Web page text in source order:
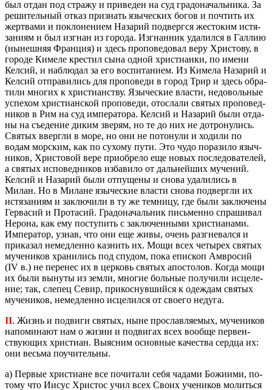
был отдан под стра­жу и при­ве­ден на суд гра­до­на­чаль­ни­ка. За
ре­ши­тель­ный отказ при­знать язы­че­ских богов и по­чтить их
жерт­ва­ми и по­кло­не­ни­ем На­за­рий под­верг­ся же­сто­ким ис­тя­
за­ни­ям и был из­гнан из го­ро­да. Из­гнан­ник уда­лил­ся в Гал­лию
(ны­неш­няя Фран­ция) и здесь про­по­ве­до­вал веру Хри­сто­ву, в
го­ро­де Ки­ме­ле кре­стил сына одной хри­сти­ан­ки, по имени
Кел­сий, и на­блю­дал за его вос­пи­та­ни­ем. Из Ки­ме­ла На­за­рий и
Кел­сий от­пра­ви­лись для про­по­ве­ди в город Трир и здесь об­ра­
ти­ли мно­гих к хри­сти­ан­ству. Язы­че­ские вла­сти, недо­воль­ные
успе­хом хри­сти­ан­ской про­по­ве­ди, ото­сла­ли свя­тых про­по­вед­
ни­ков в Рим на суд им­пе­ра­то­ра. Кел­сий и На­за­рий были от­да­
ны на съе­де­ние диким зве­рям, но те до них не до­тро­ну­лись.
Свя­тых вверг­ли в море, но они не по­то­ну­ли и хо­ди­ли по
водам мор­ским, как по су­хо­му пути. Это чудо по­ра­зи­ло языч­
ни­ков, Хри­сто­вой вере при­об­ре­ло еще новых по­сле­до­ва­те­лей,
а свя­тых ис­по­вед­ни­ков из­ба­ви­ло от даль­ней­ших му­че­ний.
Кел­сий и На­за­рий были от­пу­ще­ны и снова уда­ли­лись в
Милан. Но в Ми­лане язы­че­ские вла­сти снова под­верг­ли их
ис­тя­за­ни­ям и за­клю­чи­ли в ту же тем­ни­цу, где были за­клю­че­ны
Гер­ва­сий и Про­та­сий. Гра­до­на­чаль­ник пись­мен­но спра­ши­вал
Неро­на, как ему по­сту­пить с за­клю­чен­ны­ми хри­сти­а­на­ми.
Им­пе­ра­тор, узнав, что они еще живы, очень раз­гне­вал­ся и
при­ка­зал немед­лен­но каз­нить их. Мощи всех че­ты­рех свя­тых
му­че­ни­ков хра­ни­лись под спу­дом, пока епи­скоп Ам­вро­сий
(IV в.) не пе­ре­нес их в цер­ковь свя­тых апо­сто­лов. Когда мощи
их были вы­ну­ты из земли, мно­гие боль­ные по­лу­чи­ли ис­це­ле­
ние; так, сле­пец Севир, при­кос­нув­ший­ся к одеж­дам свя­тых
му­че­ни­ков, немед­лен­но ис­це­лил­ся от сво­е­го неду­га.
II. Жизнь и по­дви­ги свя­тых, ныне про­слав­ля­е­мых, му­че­ни­ков
на­по­ми­на­ют нам о жизни и по­дви­гах всех во­об­ще пер­вен­
ству­ю­щих хри­сти­ан. Вы­яс­ним ос­нов­ные ка­че­ства серд­ца их:
они весь­ма по­учи­тель­ны.
а) Пер­вые хри­сти­ане все по­чи­та­ли себя ча­да­ми Бо­жи­и­ми, по­
то­му что Иисус Хри­стос учил всех Своих уче­ни­ков мо­лить­ся